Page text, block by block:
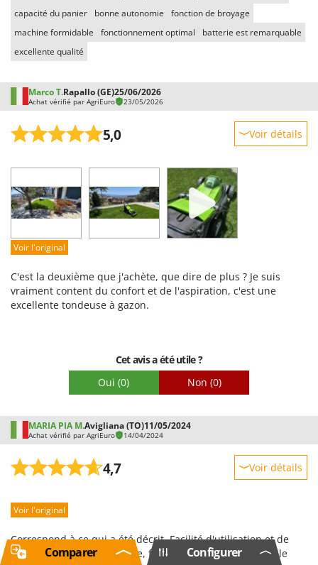
capacité du panier
bonne autonomie
fonction de broyage
machine formidable
fonctionnement optimal
batterie est remarquable
excellente qualité
Marco T.Rapallo (GE)25/06/2026
Achat vérifié par AgriEuro 23/05/2026
5,0 Voir détails
Facilité d'utilisation
Qualité / Prix
Facilité de montage
Voir l'original
C'est la deuxième que j'achète, que dire de plus ? Je suis
vraiment content du confort et de l'aspiration, c'est une
excellente tondeuse à gazon.
Cet avis a été utile ?
Oui (0) Non (0)
MARIA PIA M.Avigliana (TO)11/05/2024
Achat vérifié par AgriEuro 14/04/2024
4,7 Voir détails
Prestations
Qualité / Prix
Voir l'original
Correspond à ce qui a été décrit. Facilité d'utilisation et de
montage, bonne autonomie, faible bruit, poids léger, utile
Configurer
Comparer